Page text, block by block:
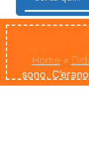
Home »
sono,